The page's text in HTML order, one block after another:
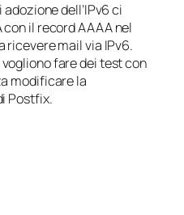
dell’IPv6 ci
il record AAAA nel
ricevere mail via IPv6.
fare dei test con
modificare la
Postfix.